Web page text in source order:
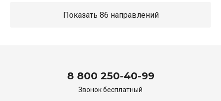
Показать 86 направлений
8 800 250-40-99
Звонок бесплатный